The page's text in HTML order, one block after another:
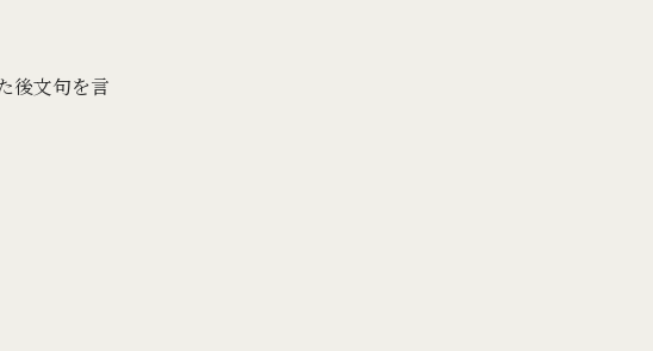
後文句を言